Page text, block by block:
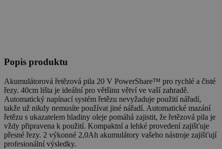
Popis produktu
Akumulátorová řetězová pila 20 V PowerShare™ pro rychlé a čisté
řezy. 40cm lišta je ideální pro většinu větví ve vaší zahradě.
Automatický napínací systém řetězu nevyžaduje použití nářadí,
takže už nikdy nemusíte používat jiné nářadí. Automatické mazání
řetězu s ukazatelem hladiny oleje pomáhá zajistit, že řetězová pila je
vždy připravena k použití. Kompaktní a lehké provedení zajišťuje
přesné řezy. 2 výkonné 2,0Ah akumulátory vašeho nástroje zajišťují
profesionální výsledky.